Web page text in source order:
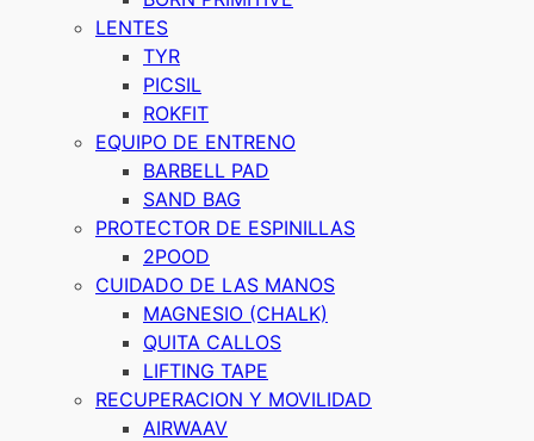
LENTES
TYR
PICSIL
ROKFIT
EQUIPO DE ENTRENO
BARBELL PAD
SAND BAG
PROTECTOR DE ESPINILLAS
2POOD
CUIDADO DE LAS MANOS
MAGNESIO (CHALK)
QUITA CALLOS
LIFTING TAPE
RECUPERACION Y MOVILIDAD
AIRWAAV